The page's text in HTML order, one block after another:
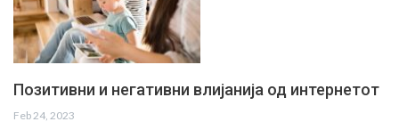
Позитивни и негативни влијанија од интернетот
Feb 24, 2023